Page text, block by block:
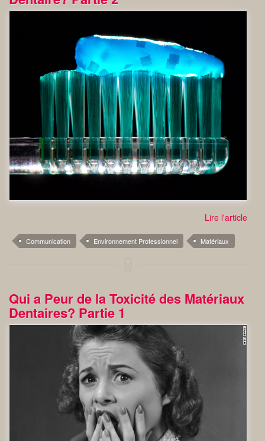
Lire l'article
Communication Environnement Professionnel Matériaux
Qui a Peur de la Toxicité des Matériaux
Dentaires? Partie 1